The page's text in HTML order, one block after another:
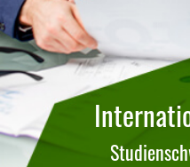
Infoveranstaltungen